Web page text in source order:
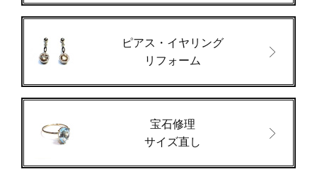
ピアス・イヤリング
リフォーム
宝石修理
サイズ直し